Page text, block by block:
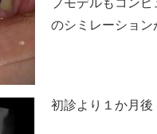
プモデルもコン
のシミレーション
初診より１か月